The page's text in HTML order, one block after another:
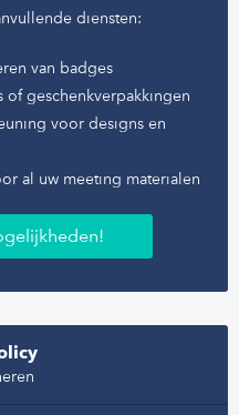
diensten:
van badges
geschenkverpakkingen
voor designs en
al uw meeting materialen